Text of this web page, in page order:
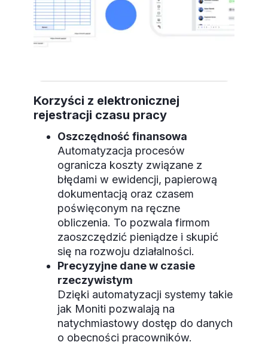
Korzyści z elektronicznej
rejestracji czasu pracy
Oszczędność finansowa
Automatyzacja procesów
ogranicza koszty związane z
błędami w ewidencji, papierową
dokumentacją oraz czasem
poświęconym na ręczne
obliczenia. To pozwala firmom
zaoszczędzić pieniądze i skupić
się na rozwoju działalności.
Precyzyjne dane w czasie
rzeczywistym
Dzięki automatyzacji systemy takie
jak Moniti pozwalają na
natychmiastowy dostęp do danych
o obecności pracowników.